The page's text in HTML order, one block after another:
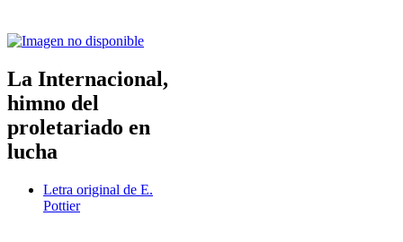
La Internacional,
himno del
proletariado en
lucha
Letra original de E.
Pottier